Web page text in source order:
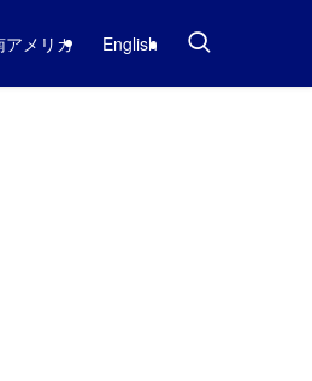
アメリカ English